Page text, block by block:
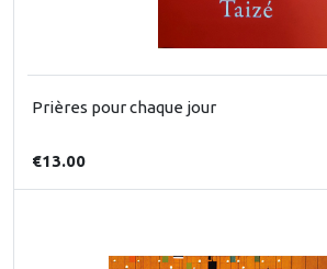
Prières pour chaque jour
€13.00